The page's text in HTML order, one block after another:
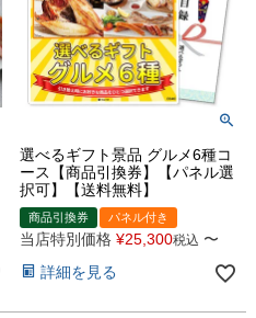
選べるギフト景品 グルメ6種コ
ース【商品引換券】【パネル選
択可】【送料無料】
商品引換券 パネル付き
当店特別価格 ¥25,300税込 〜
詳細を見る